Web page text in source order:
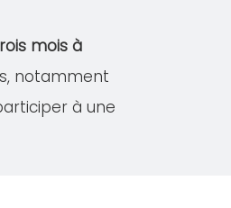
mois à
notamment
à une